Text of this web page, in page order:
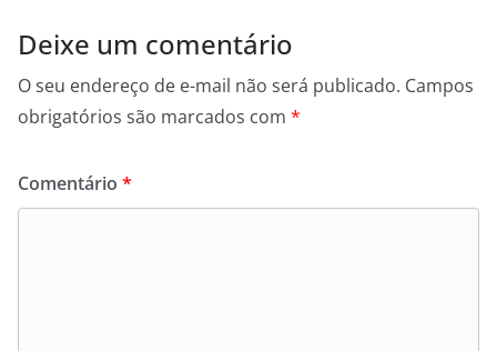
Deixe um comentário
O seu endereço de e-mail não será publicado. Campos
obrigatórios são marcados com *
Comentário *